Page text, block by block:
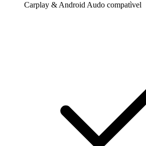
Carplay & Android Audo compatìvel